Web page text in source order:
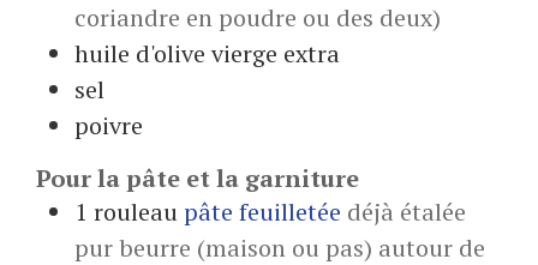
coriandre en poudre ou des deux)
huile d'olive vierge extra
sel
poivre
Pour la pâte et la garniture
1 rouleaupâte feuilletée déjà étalée
pur beurre (maison ou pas) autour de